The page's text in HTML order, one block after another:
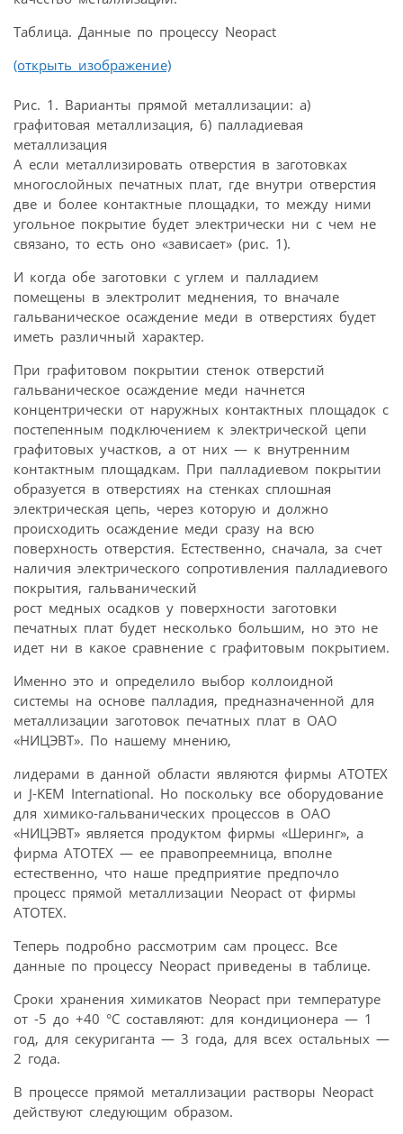
Таблица. Данные по процессу Neopact
(открыть изображение)
Рис. 1. Варианты прямой металлизации: а)
графитовая металлизация, 6) палладиевая
металлизация
А если металлизировать отверстия в заготовках
многослойных печатных плат, где внутри отверстия
две и более контактные площадки, то между ними
угольное покрытие будет электрически ни с чем не
связано, то есть оно «зависает» (рис. 1).
И когда обе заготовки с углем и палладием
помещены в электролит меднения, то вначале
гальваническое осаждение меди в отверстиях будет
иметь различный характер.
При графитовом покрытии стенок отверстий
гальваническое осаждение меди начнется
концентрически от наружных контактных площадок с
постепенным подключением к электрической цепи
графитовых участков, а от них — к внутренним
контактным площадкам. При палладиевом покрытии
образуется в отверстиях на стенках сплошная
электрическая цепь, через которую и должно
происходить осаждение меди сразу на всю
поверхность отверстия. Естественно, сначала, за счет
наличия электрического сопротивления палладиевого
покрытия, гальванический
рост медных осадков у поверхности заготовки
печатных плат будет несколько большим, но это не
идет ни в какое сравнение с графитовым покрытием.
Именно это и определило выбор коллоидной
системы на основе палладия, предназначенной для
металлизации заготовок печатных плат в ОАО
«НИЦЭВТ». По нашему мнению,
лидерами в данной области являются фирмы АТОТЕХ
и J-KEM International. Но поскольку все оборудование
для химико-гальванических процессов в ОАО
«НИЦЭВТ» является продуктом фирмы «Шеринг», а
фирма АТОТЕХ — ее правопреемница, вполне
естественно, что наше предприятие предпочло
процесс прямой металлизации Neopact от фирмы
АТОТЕХ.
Теперь подробно рассмотрим сам процесс. Все
данные по процессу Neopact приведены в таблице.
Сроки хранения химикатов Neopact при температуре
от -5 до +40 °С составляют: для кондиционера — 1
год, для секуриганта — 3 года, для всех остальных —
2 года.
В процессе прямой металлизации растворы Neopact
действуют следующим образом.